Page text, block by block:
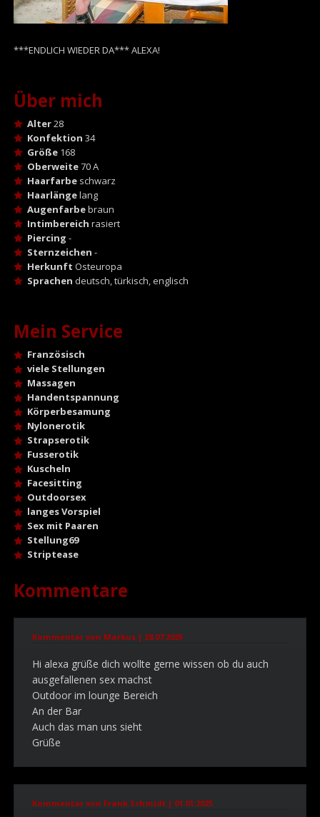
***ENDLICH WIEDER DA*** ALEXA!
Über mich
Alter28
Konfektion 34
Größe168
Oberweite70 A
Haarfarbeschwarz
Haarlängelang
Augenfarbebraun
Intimbereich rasiert
Piercing -
Sternzeichen -
Herkunft Osteuropa
Sprachen deutsch, türkisch, englisch
Mein Service
Französisch
viele Stellungen
Massagen
Handentspannung
Körperbesamung
Nylonerotik
Strapserotik
Fusserotik
Kuscheln
Facesitting
Outdoorsex
langes Vorspiel
Sex mit Paaren
Stellung69
Striptease
Kommentare
Kommentar von Markus | 28.07.2025
Hi alexa grüße dich wollte gerne wissen ob du auch
ausgefallenen sex machst
Outdoor im lounge Bereich
An der Bar
Auch das man uns sieht
Grüße
Kommentar von Frank Schmidt | 01.01.2025